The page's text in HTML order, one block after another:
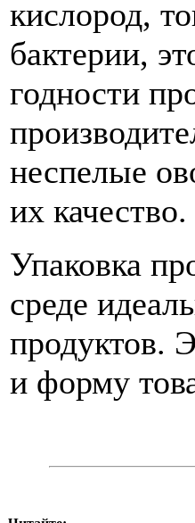
кислород,
бактерии,
годности
неспелые
их качество.
Упаковка
среде
продуктов.
и форму